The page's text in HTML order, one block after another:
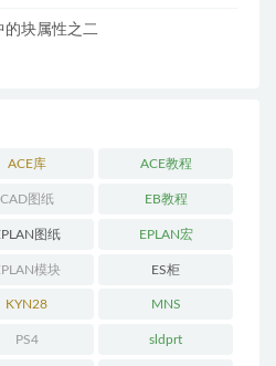
的块属性之二
ACE库 ACE教程
CAD图纸 EB教程
图纸 EPLAN宏
模块 ES柜
KYN28 MNS
PS4 sldprt